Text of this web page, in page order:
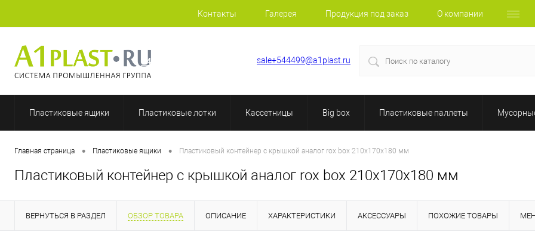
Контакты Галерея Продукция под заказ О компании
+7 (812) 409-37-44 sale+544499@a1plast.ru
Пластиковые ящики Пластиковые лотки Кассетницы Big box Пластиковые паллеты
Главная страница • Пластиковые ящики • Пластиковый контейнер с крышкой аналог rox box 210х170х180 мм
Пластиковый контейнер с крышкой аналог rox box 210х170х180 мм
ВЕРНУТЬСЯ В РАЗДЕЛ ОБЗОР ТОВАРА ОПИСАНИЕ ХАРАКТЕРИСТИКИ АКСЕССУАРЫ ПОХОЖИЕ ТОВАРЫ